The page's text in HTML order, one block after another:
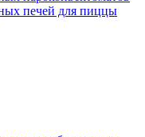
печей для пиццы